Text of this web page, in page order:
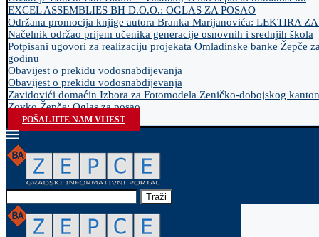
EXCEL ASSEMBLIES BH D.O.O.: OGLAS ZA POSAO
Održana promocija knjige autora Branka Marijanovića: LEKTIRA
Načelnik održao prijem učenika generacije osnovnih i srednjih škola
Potpisani ugovori za realizaciju projekata Omladinske banke Žepče
godinu
Obavijest o prekidu vodosnabdijevanja
Obavijest o prekidu vodosnabdijevanja
Zavidovići domaćin Izbora za Fotomodela Zeničko-dobojskog
Zovko Žepče: Oglas za posao
POŠALJITE NAM VIJEST
Traži